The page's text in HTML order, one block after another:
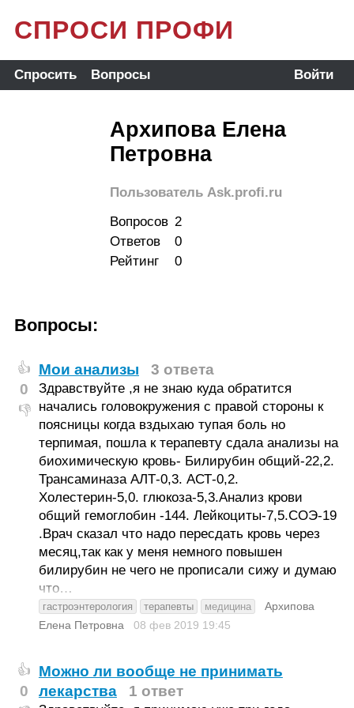
СПРОСИ ПРОФИ
Спросить Вопросы Войти
Архипова Елена
Петровна
Пользователь Ask.profi.ru
Вопросов 2
Ответов
0
Рейтинг
0
Вопросы:
👍
0
👎
Мои анализы 3 ответа
Здравствуйте ,я не знаю куда обратится
начались головокружения с правой стороны к
поясницы когда вздыхаю тупая боль но
терпимая, пошла к терапевту сдала анализы на
биохимическую кровь- Билирубин общий-22,2.
Трансаминаза АЛТ-0,3. АСТ-0,2.
Холестерин-5,0. глюкоза-5,3.Анализ крови
общий гемоглобин -144. Лейкоциты-7,5.СОЭ-19
.Врач сказал что надо пересдать кровь через
месяц,так как у меня немного повышен
билирубин не чего не прописали сижу и думаю
что…
гастроэнтерология терапевты медицина
Архипова
Елена Петровна
08 фев 2019 19:45
👍
0
Можно ли вообще не принимать
лекарства
1 ответ